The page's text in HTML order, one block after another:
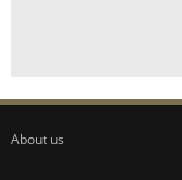
About us